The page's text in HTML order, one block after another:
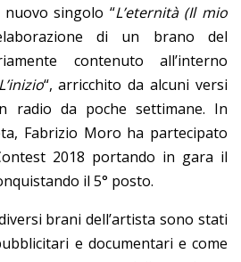
singolo “L’eternità (Il mio
di un brano del
contenuto all’interno
“, arricchito da alcuni versi
radio da poche settimane. In
Fabrizio Moro ha partecipato
2018 portando in gara il
il 5° posto.
brani dell’artista sono stati
e documentari e come